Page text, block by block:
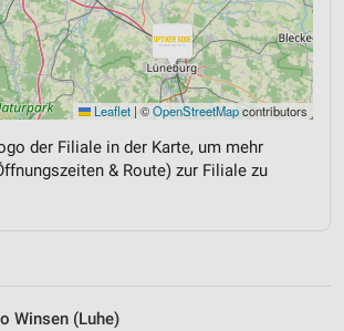
Leaflet | ©OpenStreetMapcontributors
der Filiale in der Karte, um mehr
& Route) zur Filiale zu
Winsen (Luhe)